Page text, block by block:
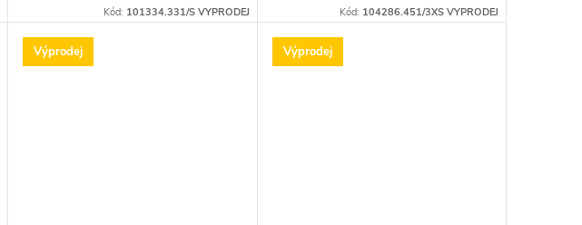
elastickým pasem se šňůrkou.
Kód: 101334.331/S VYPRODEJ
Vhodná jako týmové oblečení nebo
Kód: 104286.451/3XS VYPRODEJ
Výprodej Výprodej